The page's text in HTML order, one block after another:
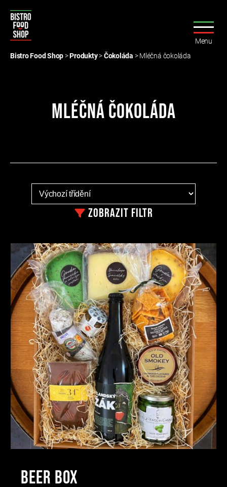
Food
Menu
Bistro Food Shop>Produkty>Čokoláda >Mléčná čokoláda
Mléčná čokoláda
Zobrazit filtr
BEER BOX